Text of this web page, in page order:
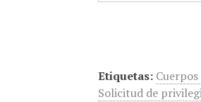
Etiquetas:
Solicitud de